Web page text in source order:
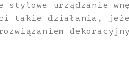
urządzanie
takie działania,